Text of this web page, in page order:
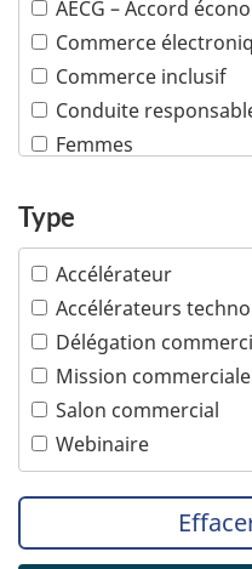
Plusieurs industries
Poissons et fruits de
Produits chimiques
Produits de
Sciences de la vie
Services
Technologies de
communications
Technologies
Technologies
Tourisme
Transports
AECG – Accord
Commerce
Commerce inclusif
Conduite
Femmes
Peuples autochtones
Propriété
PTPGP – Accord de
global et
Type
Accélérateur
Accélérateurs
Délégation
Mission commerciale
Salon commercial
Webinaire